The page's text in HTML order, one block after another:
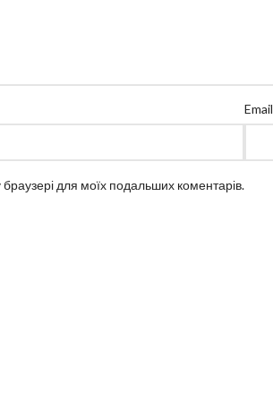
Email
для моїх подальших коментарів.